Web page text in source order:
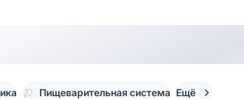
Пищеварительная система Ещё